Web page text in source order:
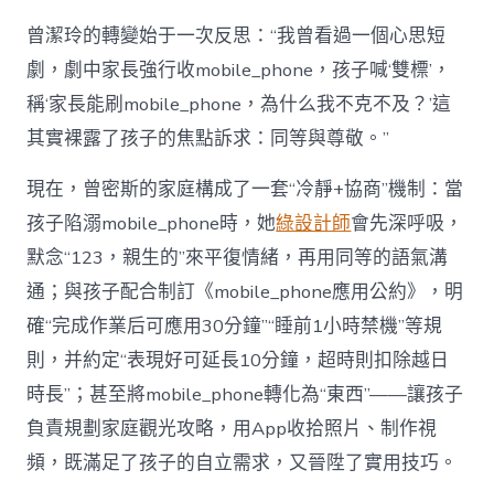
曾潔玲的轉變始于一次反思：“我曾看過一個心思短
劇，劇中家長強行收mobile_phone，孩子喊‘雙標’，
稱‘家長能刷mobile_phone，為什么我不克不及？’這
其實裸露了孩子的焦點訴求：同等與尊敬。”
現在，曾密斯的家庭構成了一套“冷靜+協商”機制：當
孩子陷溺mobile_phone時，她綠設計師會先深呼吸，
默念“123，親生的”來平復情緒，再用同等的語氣溝
通；與孩子配合制訂《mobile_phone應用公約》，明
確“完成作業后可應用30分鐘”“睡前1小時禁機”等規
則，并約定“表現好可延長10分鐘，超時則扣除越日
時長”；甚至將mobile_phone轉化為“東西”——讓孩子
負責規劃家庭觀光攻略，用App收拾照片、制作視
頻，既滿足了孩子的自立需求，又晉陞了實用技巧。